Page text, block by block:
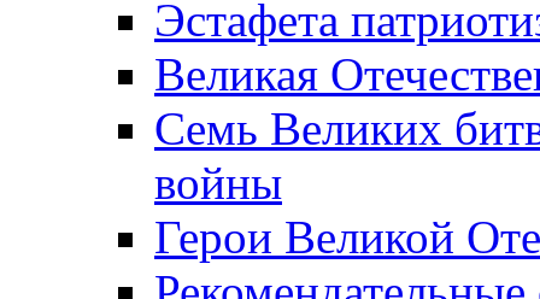
Эcтафета
Великая
Семь Великих
войны
Герои Великой